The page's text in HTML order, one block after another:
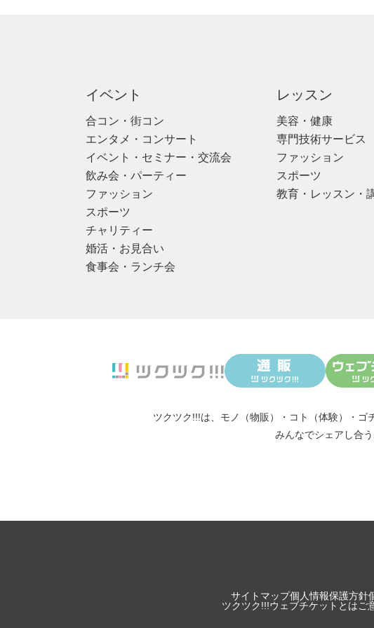
イベント
合コン・街コン
エンタメ・コンサート
イベント・セミナー・交流会
飲み会・パーティー
ファッション
スポーツ
チャリティー
婚活・お見合い
食事会・ランチ会
レッスン
美容・健康
専門技術サービス
ファッション
スポーツ
教育・レッスン・
ツクツク!!!は、 モノ（物販） ・ コト（体験） ・ ゴ
みんなでシェアし合う
サイトマップ個人情報保護方針
ツクツク!!!ウェブチケットとはご